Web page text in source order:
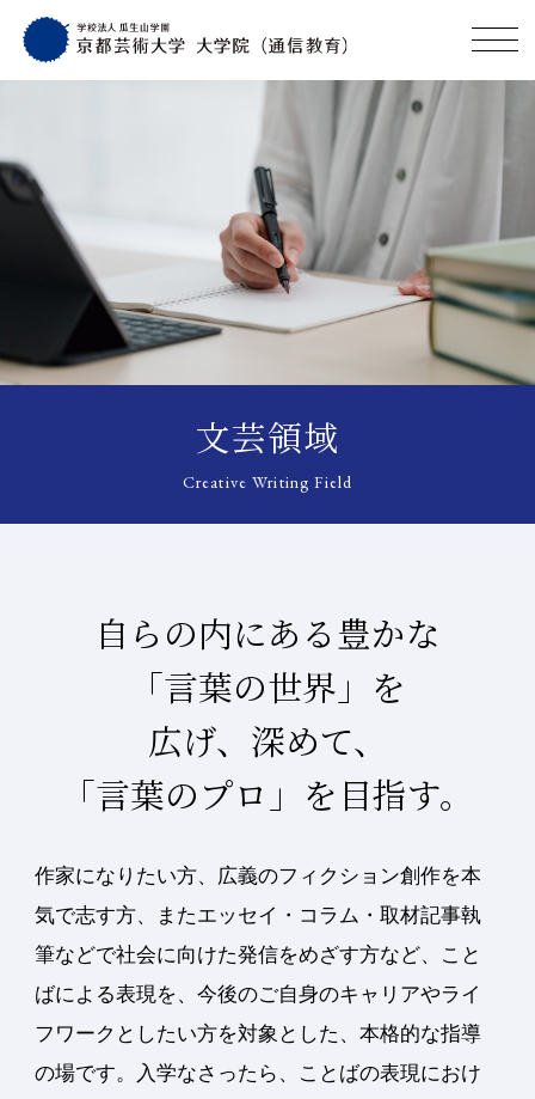
文芸領域
Creative Writing Field
自らの内にある豊かな
「言葉の世界」を
広げ、 深めて、
「言葉のプロ」を目指す。
作家になりたい方、広義のフィクション創作を本
気で志す方、またエッセイ・コラム・取材記事執
筆などで社会に向けた発信をめざす方など、こと
ばによる表現を、今後のご自身のキャリアやライ
フワークとしたい方を対象とした、本格的な指導
の場です。
入学なさったら、ことばの表現におけ